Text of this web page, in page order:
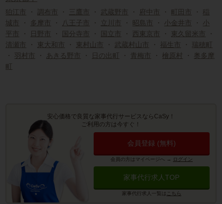
狛江市 ・ 調布市 ・ 三鷹市 ・ 武蔵野市 ・ 府中市 ・ 町田市 ・ 稲
城市
・ 多摩市 ・ 八王子市 ・ 立川市 ・ 昭島市 ・ 小金井市 ・ 小
平市
・ 日野市 ・ 国分寺市 ・ 国立市 ・ 西東京市 ・ 東久留米市
・
清瀬市
・ 東大和市 ・ 東村山市 ・ 武蔵村山市 ・ 福生市 ・
瑞穂町
・ 羽村市 ・ あきる野市 ・ 日の出町 ・ 青梅市 ・ 檜原村 ・
奥多摩
町
安心価格で良質な家事代行サービスならCaSy！
ご利用の方は今すぐ！
会員登録 (無料)
会員の方はマイページへ → ログイン
家事代行求人TOP
家事代行求人一覧は こちら